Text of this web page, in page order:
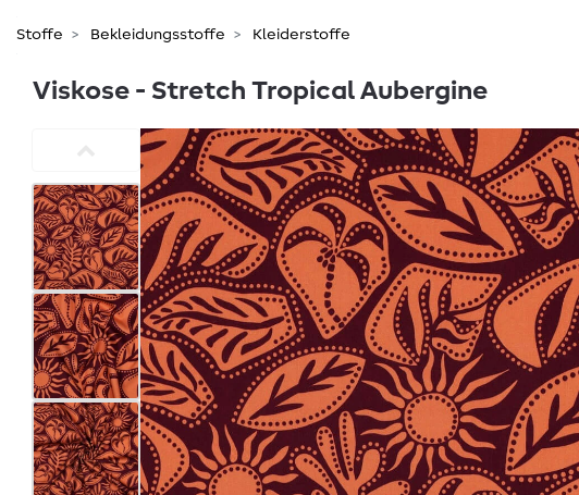
Stoffe Bekleidungsstoffe Kleiderstoffe
Viskose - Stretch Tropical Aubergine